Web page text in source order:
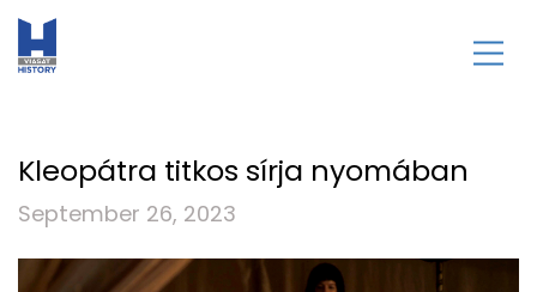
Kleopátra titkos sírja nyomában
September 26, 2023